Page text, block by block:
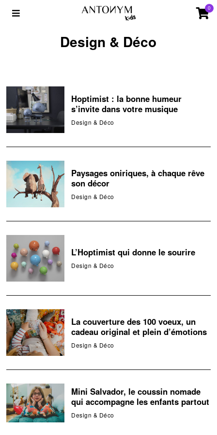
0
Design & Déco
Hoptimist : la bonne humeur
s’invite dans votre musique
Design & Déco
Paysages oniriques, à chaque rêve
son décor
Design & Déco
L’Hoptimist qui donne le sourire
Design & Déco
La couverture des 100 voeux, un
cadeau original et plein d’émotions
Design & Déco
Mini Salvador, le coussin nomade
qui accompagne les enfants partout
Design & Déco